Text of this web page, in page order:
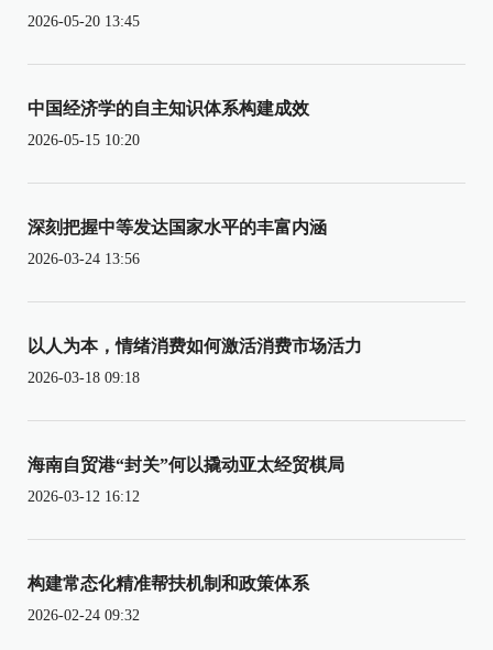
2026-05-20 13:45
中国经济学的自主知识体系构建成效
2026-05-15 10:20
深刻把握中等发达国家水平的丰富内涵
2026-03-24 13:56
以人为本，情绪消费如何激活消费市场活力
2026-03-18 09:18
海南自贸港“封关”何以撬动亚太经贸棋局
2026-03-12 16:12
构建常态化精准帮扶机制和政策体系
2026-02-24 09:32